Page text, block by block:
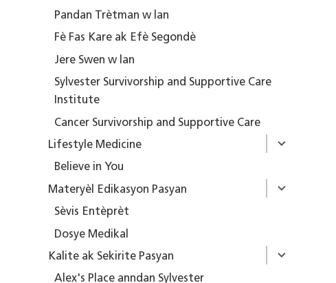
Pandan Trètman w lan
Fè Fas Kare ak Efè Segondè
Jere Swen w lan
Sylvester Survivorship and Supportive Care
Institute
Cancer Survivorship and Supportive Care
Lifestyle Medicine
Believe in You
Materyèl Edikasyon Pasyan
Sèvis Entèprèt
Dosye Medikal
Kalite ak Sekirite Pasyan
Alex's Place anndan Sylvester